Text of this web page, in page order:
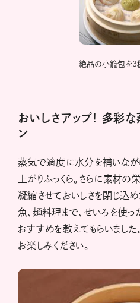
絶品の小籠包を3
おいしさアップ！ 多彩
ン
蒸気で適度に水分を補いなが
上がりふっくら。さらに素材の
凝縮させておいしさを閉じ込
魚、麺料理まで、せいろを使
おすすめを教えてもらいまし
お楽しみください。